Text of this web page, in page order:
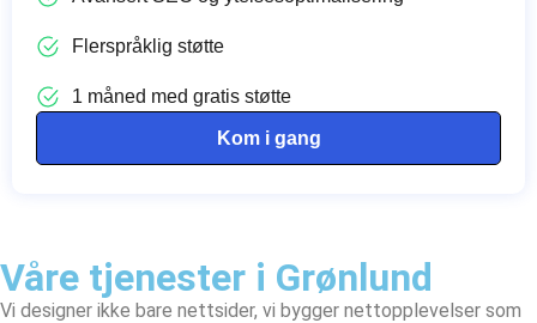
Flerspråklig støtte
1 måned med gratis støtte
Kom i gang
Våre tjenester i Grønlund
Vi designer ikke bare nettsider, vi bygger nettopplevelser som